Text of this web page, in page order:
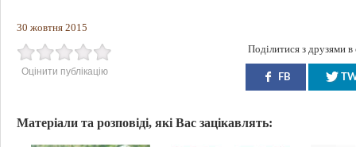
30 жовтня 2015
Оцінити публікацію
Поділитися з друзями
FB
Матеріали та розповіді, які Вас зацікавлять: